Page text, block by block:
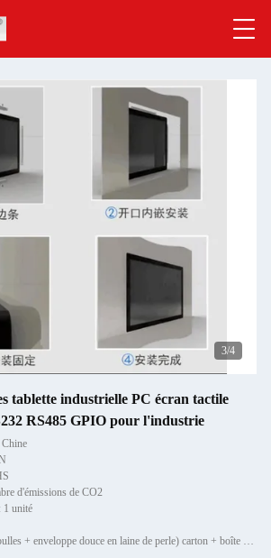
3/4
tablette industrielle PC écran tactile
RS485 GPIO pour l'industrie
d'émissions de CO2
1 unité
Détails d'emballage: (sac à bulles + enveloppe douce en laine de perle) carton + boîte de contreplaqué